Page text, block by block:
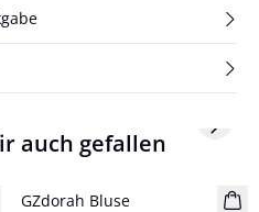
auch gefallen
Neuheiten
GZdorah Bluse
Next